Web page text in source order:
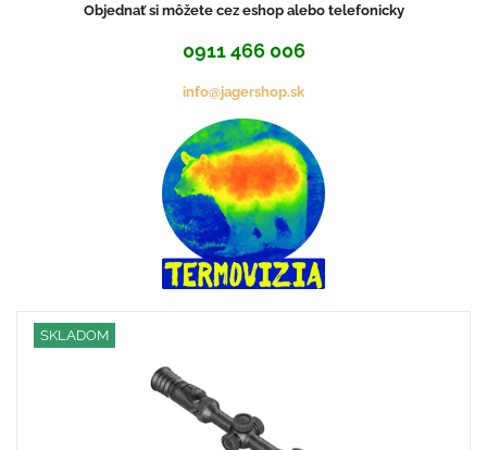
Objednať si môžete cez eshop alebo telefonicky
0911 466 006
info@jagershop.sk
SKLADOM